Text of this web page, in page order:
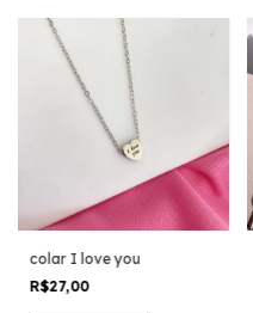
colar I love you
R$27,00